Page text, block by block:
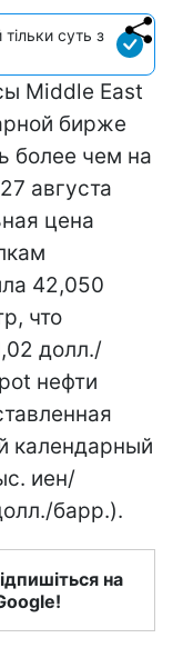
суть з
Middle East
бирже
более чем на
августа
цена
42,050
что
долл./
нефти
календарный
иен/
барр.).
на